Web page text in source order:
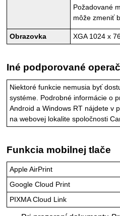
Požadované
môže zmeniť
Obrazovka XGA 1024 x
Iné podporované
Niektoré funkcie nemusia byť
systéme. Podrobné informácie o
Android a Windows RTnájdete v
na webovej lokalite spoločnosti
Funkcia mobilnej tlače
Apple AirPrint
Google Cloud Print
PIXMA Cloud Link